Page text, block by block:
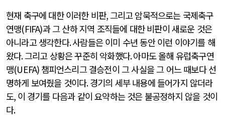
현재 축구에 대한 이러한 비판,그리고 암묵적으로는 국제축구
연맹(FIFA)과 그 산하 지역 조직들에 대한 비판이 새로운 것은
아니라고 생각한다.사람들은 이미 수년 동안 이런 이야기를 해
왔다.그리고 상황은 꾸준히 악화했다.아마도 올해 유럽축구연
맹(UEFA) 챔피언스리그 결승전이 그 사실을 그 어느 때보다 선
명하게 보여줬을 것이다.경기의 세부 내용에 들어가지 않더라
도, 이 경기를 다음과 같이 요약하는 것은 불공정하지 않을 것이
다.